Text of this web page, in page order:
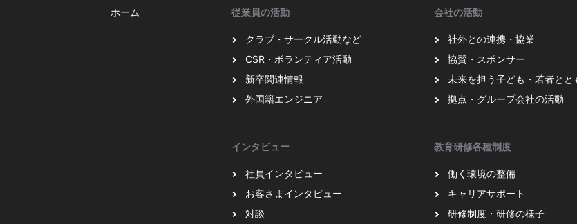
ホーム 従業員の活動
クラブ・サークル活動など
CSR・ボランティア活動
新卒関連情報
外国籍エンジニア
会社の活動
社外との連携・協業
協賛・スポンサー
未来を担う子ども・若者とと
拠点・グループ会社の活動
インタビュー
社員インタビュー
お客さまインタビュー
対談
教育研修各種制度
働く環境の整備
キャリアサポート
研修制度・研修の様子